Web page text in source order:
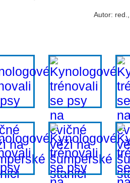
Autor: